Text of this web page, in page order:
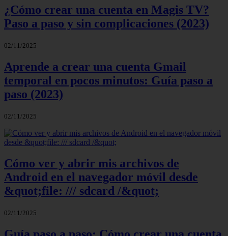
¿Cómo crear una cuenta en Magis TV?
Paso a paso y sin complicaciones (2023)
02/11/2025
Aprende a crear una cuenta Gmail
temporal en pocos minutos: Guía paso a
paso (2023)
02/11/2025
Cómo ver y abrir mis archivos de
Android en el navegador móvil desde
&quot;file: /// sdcard /&quot;
02/11/2025